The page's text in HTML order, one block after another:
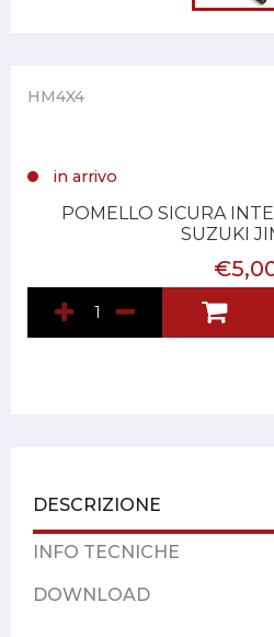
HM4X4
in arrivo
POMELLO SICURA
SUZUKI
DESCRIZIONE
INFO TECNICHE
DOWNLOAD